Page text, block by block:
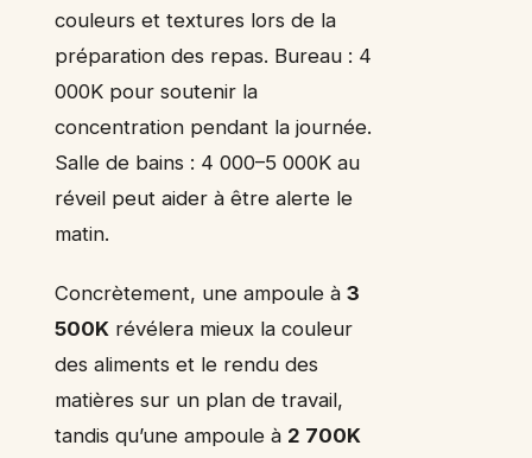
couleurs et textures lors de la
préparation des repas. Bureau : 4
000K pour soutenir la
concentration pendant la journée.
Salle de bains : 4 000–5 000K au
réveil peut aider à être alerte le
matin.
Concrètement, une ampoule à 3
500K révélera mieux la couleur
des aliments et le rendu des
matières sur un plan de travail,
tandis qu’une ampoule à 2 700K